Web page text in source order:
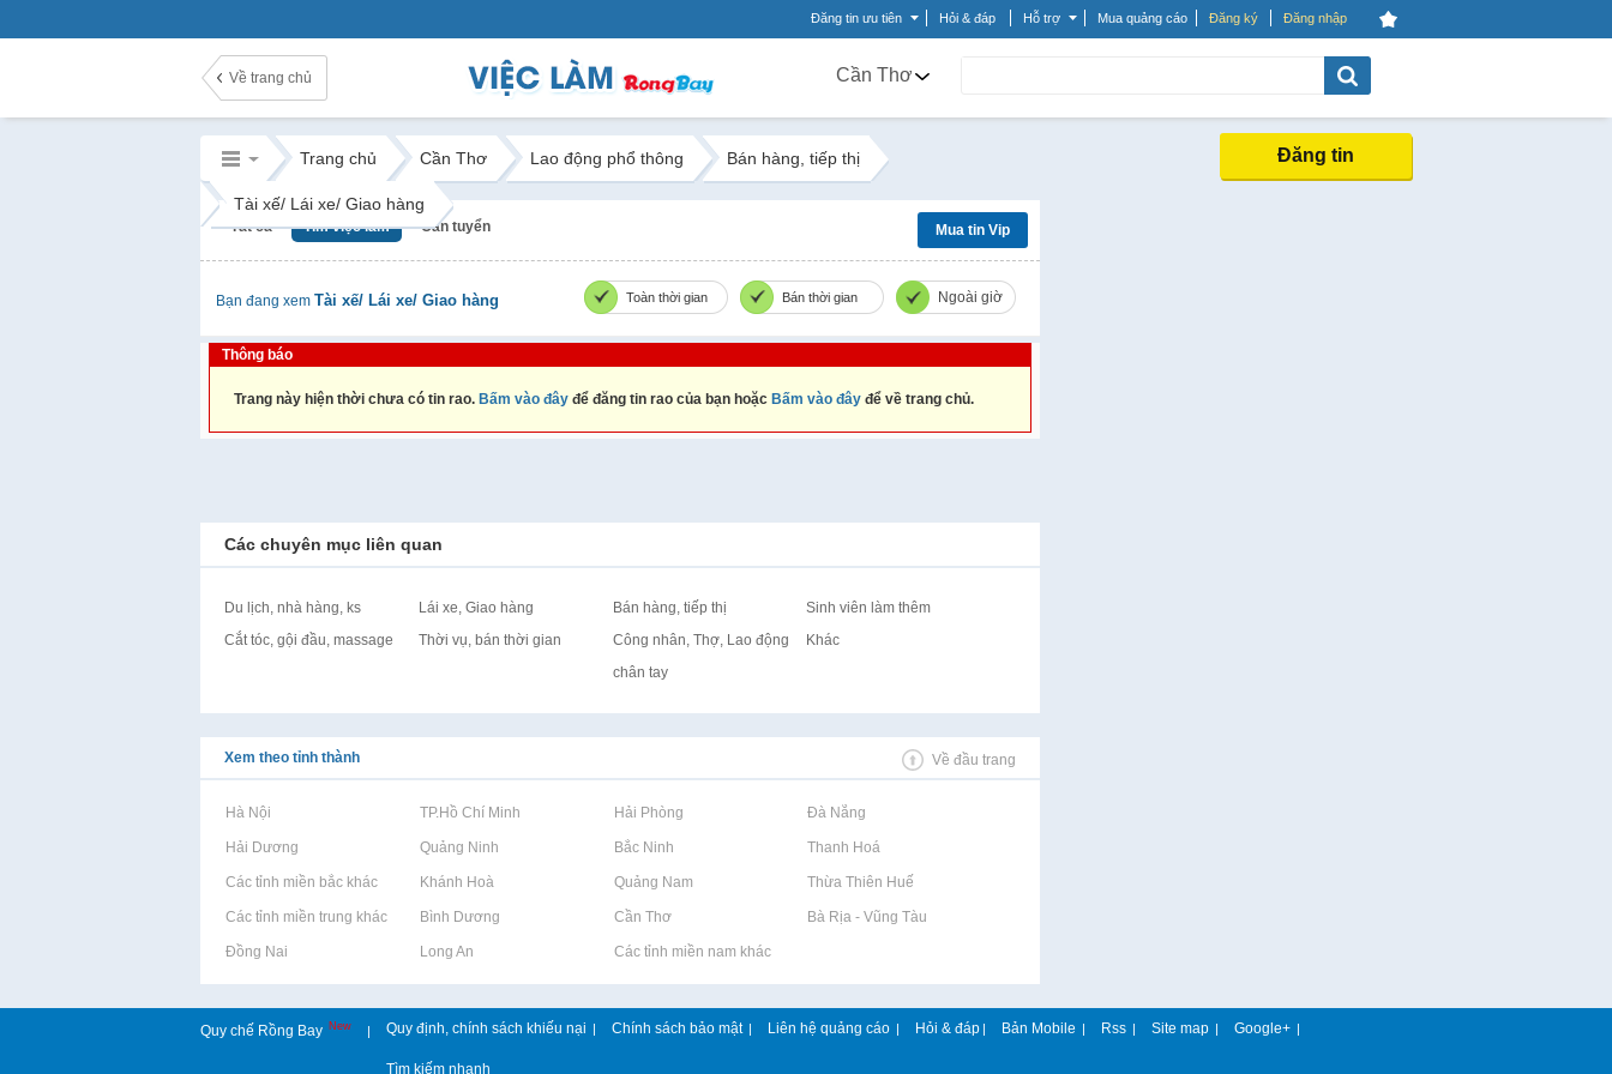
Đăng tin ưu tiên Hỏi & đáp Hỗ trợ Mua quảng cáo Đăng ký Đăng nhập
Về trang chủ Cần Thơ
Trang chủ Cần Thơ Lao động phổ thông Bán hàng, tiếp thị
Tài xế/ Lái xe/ Giao hàng
Đăng tin
Tất cả Tìm việc làm Cần tuyển Mua tin Vip
Bạn đang xem Tài xế/ Lái xe/ Giao hàng Toàn thời gian Bán thời gian Ngoài giờ
Thông báo
Trang này hiện thời chưa có tin rao. Bấm vào đây để đăng tin rao của bạn hoặc Bấm vào đây để về trang chủ.
Các chuyên mục liên quan
Du lịch, nhà hàng, ks Lái xe, Giao hàng Bán hàng, tiếp thị
Sinh viên làm thêm
Cắt tóc, gội đầu, massage
Thời vụ, bán thời gian
Công nhân, Thợ, Lao động
chân tay
Khác
Xem theo tỉnh thành Về đầu trang
Rao vặt tại Hà Nội Rao vặt tại TP.Hồ Chí Minh Rao vặt tại Hải Phòng Rao vặt tại Đà Nẵng
Rao vặt tại Hải Dương Rao vặt tại Quảng Ninh Rao vặt tại Bắc Ninh Rao vặt tại Thanh Hoá
Rao vặt tại Các tỉnh miền bắc khácRao vặt tại Khánh Hoà Rao vặt tại Quảng Nam Rao vặt tại Thừa Thiên Huế
Rao vặt tại Các tỉnh miền trung khácRao vặt tại Bình Dương Rao vặt tại Cần Thơ Rao vặt tại Bà Rịa - Vũng Tàu
Rao vặt tại Đồng Nai Rao vặt tại Long An Rao vặt tại Các tỉnh miền nam khác
Quy chế Rồng Bay New | Quy định, chính sách khiếu nại | Chính sách bảo mật | Liên hệ quảng cáo | Hỏi & đáp | Bản Mobile | Rss | Site map | Google+ |
Tìm kiếm nhanh